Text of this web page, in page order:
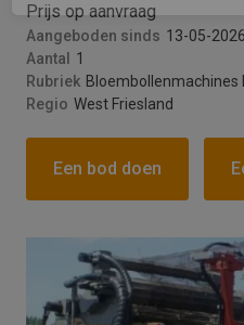
Prijs op aanvraag
Aangeboden sinds 13-05-2026
Aantal
1
Rubriek Bloembollenmachines
Regio West Friesland
Een bod doen
Versturen
This site is protected
GooglePrivacy Policy